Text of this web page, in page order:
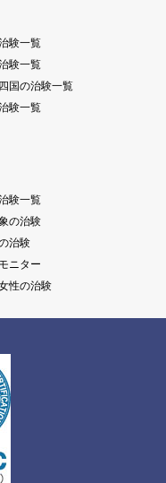
験一覧
験一覧
国の治験一覧
験一覧
験一覧
の治験
治験
ニター
性の治験